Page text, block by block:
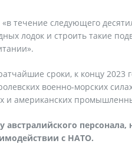
течение следующего
лодок и строить такие
сроки, к концу 2023
военно-морских
и американских
австралийского
с НАТО.